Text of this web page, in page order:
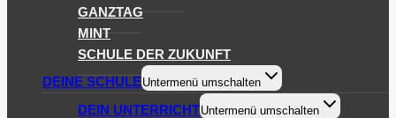
GANZTAG
MINT
SCHULE DER ZUKUNFT
DEINE SCHULEUntermenü umschalten
DEIN UNTERRICHTUntermenü umschalten